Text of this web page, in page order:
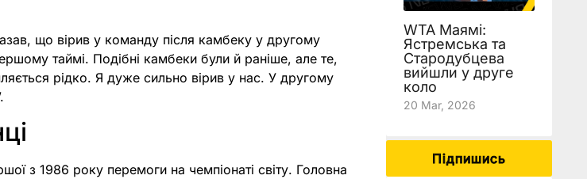
що вірив у команду після камбеку у другому
таймі. Подібні камбеки були й раніше, але те,
рідко. Я дуже сильно вірив у нас. У другому
з 1986 року перемоги на чемпіонаті світу. Головна
WTA Маямі:
Ястремська та
Стародубцева
вийшли у друге
коло
20 Mar, 2026
Підпишись